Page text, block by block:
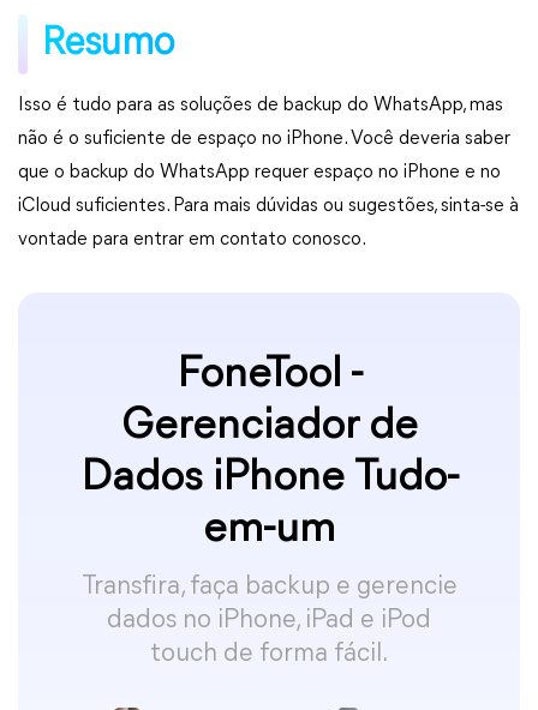
Resumo
Isso é tudo para as soluções de backup do WhatsApp, mas
não é o suficiente de espaço no iPhone. Você deveria saber
que o backup do WhatsApp requer espaço no iPhone e no
iCloud suficientes. Para mais dúvidas ou sugestões, sinta-se à
vontade para entrar em contato conosco.
FoneTool -
Gerenciador de
Dados iPhone Tudo-
em-um
Transfira, faça backup e gerencie
dados no iPhone, iPad e iPod
touch de forma fácil.